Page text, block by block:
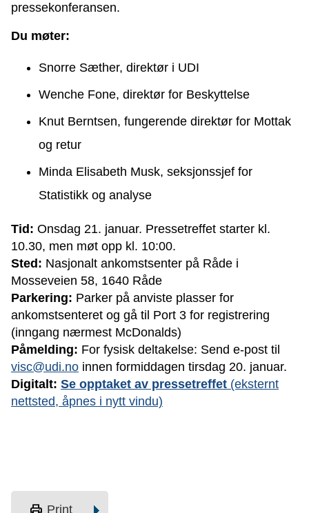
pressekonferansen.
Du møter:
Snorre Sæther, direktør i UDI
Wenche Fone, direktør for Beskyttelse
Knut Berntsen, fungerende direktør for Mottak
og retur
Minda Elisabeth Musk, seksjonssjef for
Statistikk og analyse
Tid: Onsdag 21. januar. Pressetreffet starter kl.
10.30, men møt opp kl. 10:00.
Sted: Nasjonalt ankomstsenter på Råde i
Mosseveien 58, 1640 Råde
Parkering: Parker på anviste plasser for
ankomstsenteret og gå til Port 3 for registrering
(inngang nærmest McDonalds)
Påmelding: For fysisk deltakelse: Send e-post til
visc@udi.no innen formiddagen tirsdag 20. januar.
Digitalt: Se opptaket av pressetreffet (eksternt
nettsted, åpnes i nytt vindu)
Print